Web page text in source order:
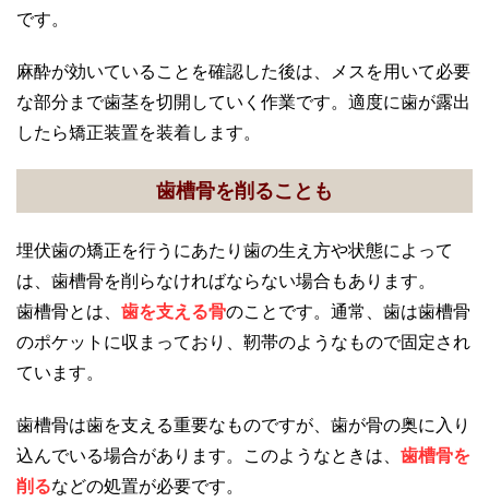
です。
麻酔が効いていることを確認した後は、メスを用いて必要
な部分まで歯茎を切開していく作業です。適度に歯が露出
したら矯正装置を装着します。
歯槽骨を削ることも
埋伏歯の矯正を行うにあたり歯の生え方や状態によって
は、歯槽骨を削らなければならない場合もあります。
歯槽骨とは、 歯を支える骨のことです。通常、歯は歯槽骨
のポケットに収まっており、靭帯のようなもので固定され
ています。
歯槽骨は歯を支える重要なものですが、歯が骨の奥に入り
込んでいる場合があります。このようなときは、 歯槽骨を
削るなどの処置が必要です。